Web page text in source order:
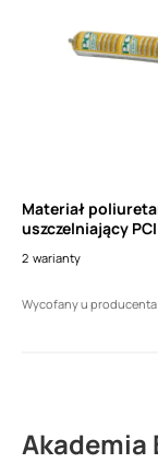
Materiał
uszczelniający PCI Elritan
2 warianty
Wycofany u producenta
Akademia